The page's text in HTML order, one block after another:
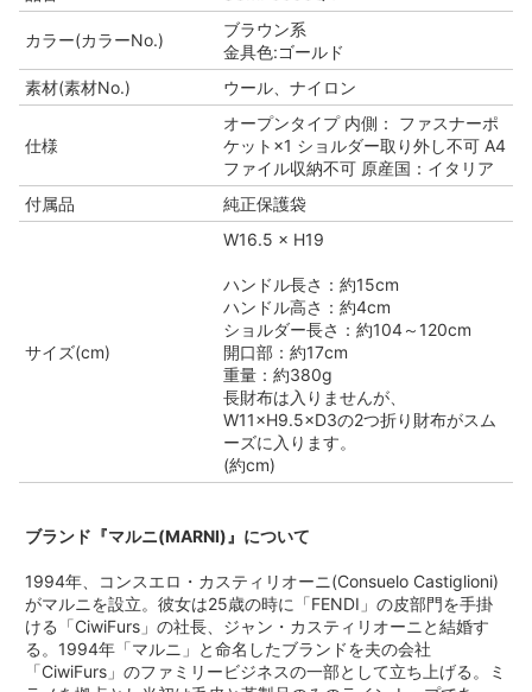
カラー(カラーNo.)
ブラウン系
金具色:ゴールド
素材(素材No.)
ウール、ナイロン
仕様
オープンタイプ 内側： ファスナーポ
ケット×1 ショルダー取り外し不可 A4
ファイル収納不可 原産国：イタリア
付属品
純正保護袋
サイズ(cm)
W16.5 × H19
ハンドル長さ：約15cm
ハンドル高さ：約4cm
ショルダー長さ：約104～120cm
開口部：約17cm
重量：約380g
長財布は入りませんが、
W11×H9.5×D3の2つ折り財布がスム
ーズに入ります。
(約cm)
ブランド『マルニ(MARNI)』について
1994年、コンスエロ・カスティリオーニ(Consuelo Castiglioni)
がマルニを設立。彼女は25歳の時に「FENDI」の皮部門を手掛
ける「CiwiFurs」の社長、ジャン・カスティリオーニと結婚す
る。1994年「マルニ」と命名したブランドを夫の会社
「CiwiFurs」のファミリービジネスの一部として立ち上げる。ミ